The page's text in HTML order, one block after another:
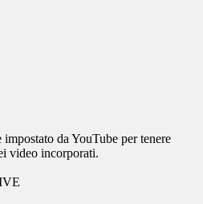
da YouTube per tenere
video incorporati.